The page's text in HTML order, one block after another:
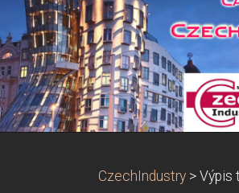
CzechIndustry > Výpis